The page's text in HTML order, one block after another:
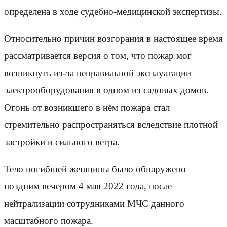
определена в ходе судебно-медицинской экспертизы.
Относительно причин возгорания в настоящее время
рассматривается версия о том, что пожар мог
возникнуть из-за неправильной эксплуатации
электрооборудования в одном из садовых домов.
Огонь от возникшего в нём пожара стал
стремительно распространяться вследствие плотной
застройки и сильного ветра.
Тело погибшей женщины было обнаружено
поздним вечером 4 мая 2022 года, после
нейтрализации сотрудниками МЧС данного
масштабного пожара.